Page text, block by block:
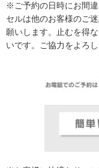
※ご予約の日時にお間
セルは他のお客様のご
願いします。止むを得
いです。ご協力をよろし